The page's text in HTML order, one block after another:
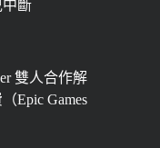
斷
雙人合作解
Epic Games